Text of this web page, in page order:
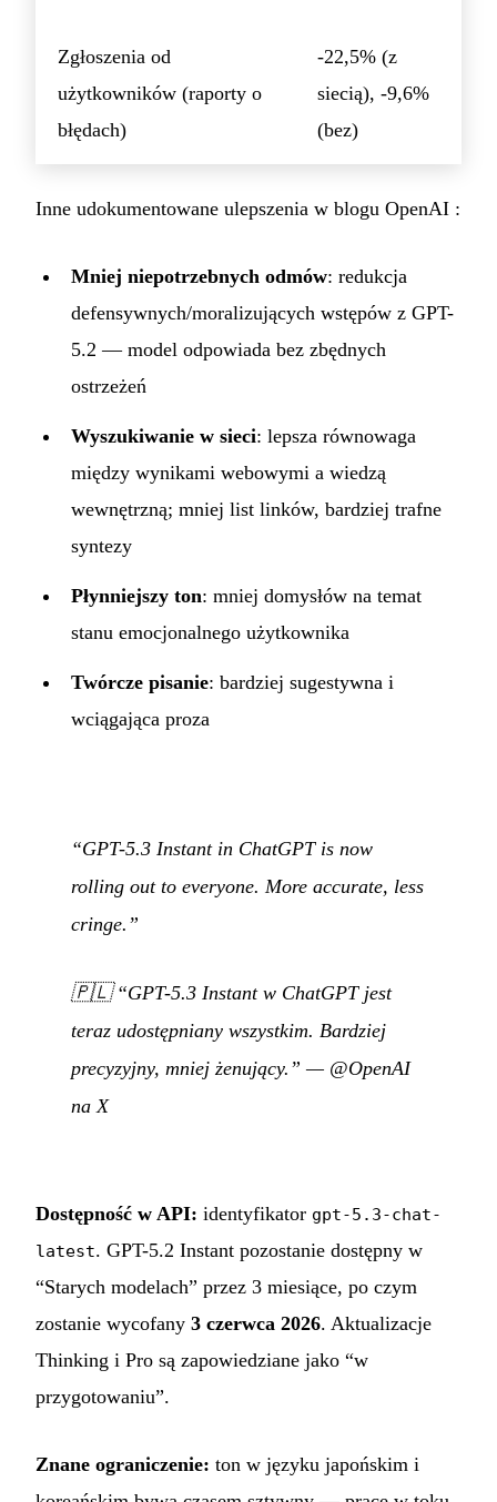
Zgłoszenia od
użytkowników (raporty o
błędach)
-22,5% (z
siecią), -9,6%
(bez)
Inne udokumentowane ulepszenia w blogu OpenAI :
Mniej niepotrzebnych odmów: redukcja
defensywnych/moralizujących wstępów z GPT-
5.2 — model odpowiada bez zbędnych
ostrzeżeń
Wyszukiwanie w sieci: lepsza równowaga
między wynikami webowymi a wiedzą
wewnętrzną; mniej list linków, bardziej trafne
syntezy
Płynniejszy ton: mniej domysłów na temat
stanu emocjonalnego użytkownika
Twórcze pisanie: bardziej sugestywna i
wciągająca proza
“GPT-5.3 Instant in ChatGPT is now
rolling out to everyone. More accurate, less
cringe.”
🇵🇱“GPT-5.3 Instant w ChatGPT jest
teraz udostępniany wszystkim. Bardziej
precyzyjny, mniej żenujący.” — @OpenAI
na X
Dostępność w API: identyfikator gpt-5.3-chat-
latest. GPT-5.2 Instant pozostanie dostępny w
“Starych modelach” przez 3 miesiące, po czym
zostanie wycofany 3 czerwca 2026. Aktualizacje
Thinking i Pro są zapowiedziane jako “w
przygotowaniu”.
Znane ograniczenie: ton w języku japońskim i